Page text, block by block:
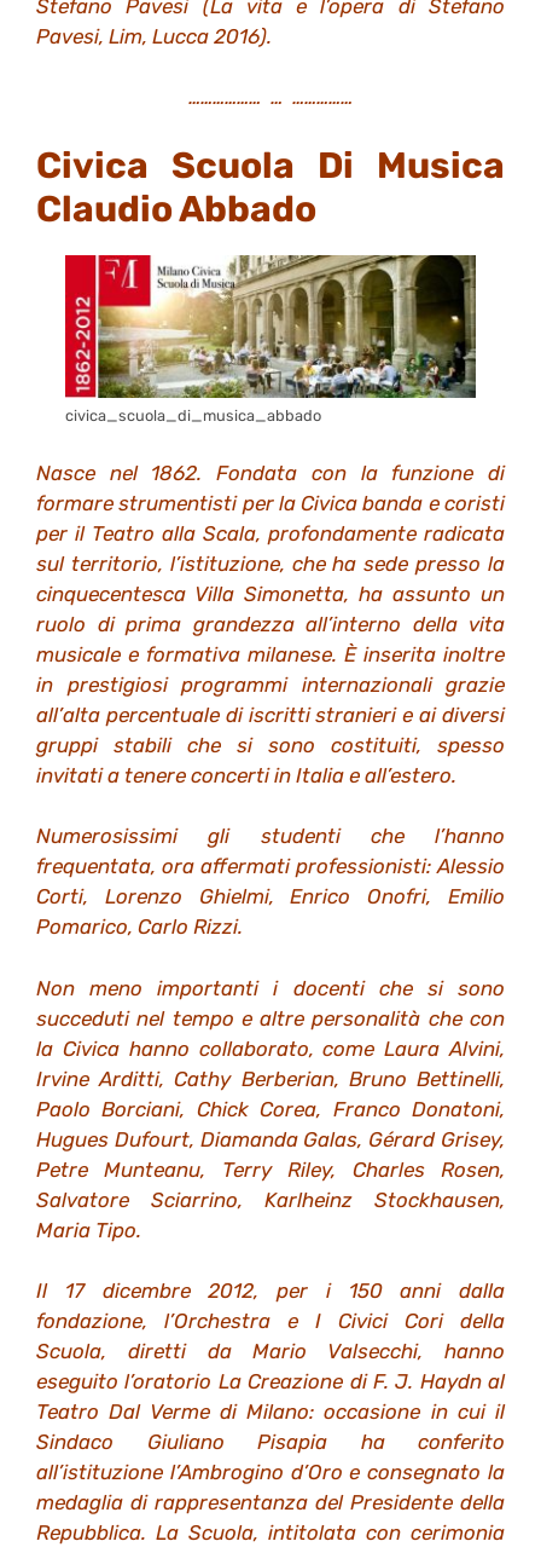
Stefano Pavesi (La vita e l’opera di Stefano
Pavesi, Lim, Lucca 2016).
……………… … ……………
Civica Scuola Di Musica
ClaudioAbbado
civica_scuola_di_musica_abbado
Nasce nel 1862. Fondata con la funzione di
formare strumentisti per la Civica banda e coristi
per il Teatro alla Scala, profondamente radicata
sul territorio, l’istituzione, che ha sede presso la
cinquecentesca Villa Simonetta, ha assunto un
ruolo di prima grandezza all’interno della vita
musicale e formativa milanese. È inserita inoltre
in prestigiosi programmi internazionali grazie
all’alta percentuale di iscritti stranieri e ai diversi
gruppi stabili che si sono costituiti, spesso
invitati a tenere concerti in Italia e all’estero.
Numerosissimi gli studenti che l’hanno
frequentata, ora affermati professionisti: Alessio
Corti, Lorenzo Ghielmi, Enrico Onofri, Emilio
Pomarico, Carlo Rizzi.
Non meno importanti i docenti che si sono
succeduti nel tempo e altre personalità che con
la Civica hanno collaborato, come Laura Alvini,
Irvine Arditti, Cathy Berberian, Bruno Bettinelli,
Paolo Borciani, Chick Corea, Franco Donatoni,
Hugues Dufourt, Diamanda Galas, Gérard Grisey,
Petre Munteanu, Terry Riley, Charles Rosen,
Salvatore Sciarrino, Karlheinz Stockhausen,
Maria Tipo.
Il 17 dicembre 2012, per i 150 anni dalla
fondazione, l’Orchestra e I Civici Cori della
Scuola, diretti da Mario Valsecchi, hanno
eseguito l’oratorio La Creazione di F. J. Haydn al
Teatro Dal Verme di Milano: occasione in cui il
Sindaco Giuliano Pisapia ha conferito
all’istituzione l’Ambrogino d’Oro e consegnato la
medaglia di rappresentanza del Presidente della
Repubblica. La Scuola, intitolata con cerimonia